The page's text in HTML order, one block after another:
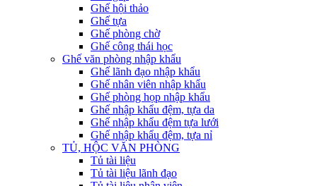
Ghế hội thảo
Ghế tựa
Ghế phòng chờ
Ghế công thái học
Ghế văn phòng nhập khẩu
Ghế lãnh đạo nhập khẩu
Ghế nhân viên nhập khẩu
Ghế phòng họp nhập khẩu
Ghế nhập khẩu đệm, tựa da
Ghế nhập khẩu đệm tựa lưới
Ghế nhập khẩu đệm, tựa nỉ
TỦ, HỘC VĂN PHÒNG
Tủ tài liệu
Tủ tài liệu lãnh đạo